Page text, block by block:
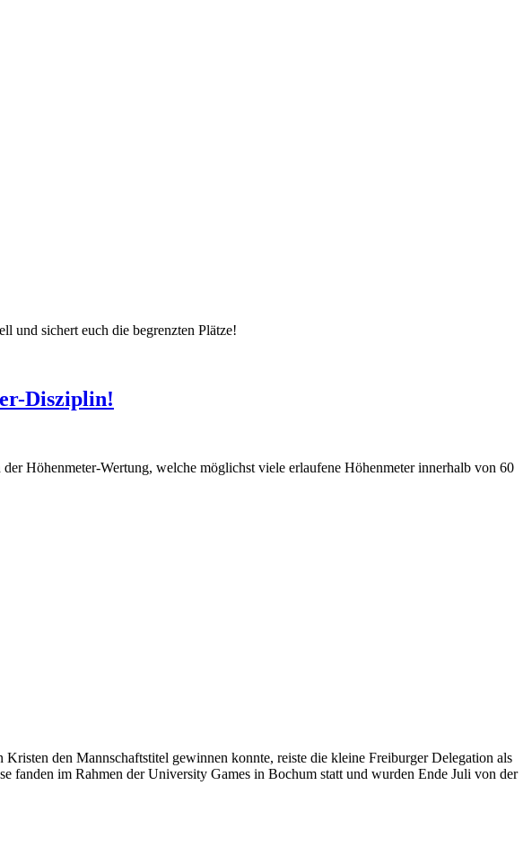
und sichert euch die begrenzten Plätze!
Disziplin!
Höhenmeter-Wertung, welche möglichst viele erlaufene Höhenmeter innerhalb von 60
den Mannschaftstitel gewinnen konnte, reiste die kleine Freiburger Delegation als
fanden im Rahmen der University Games in Bochum statt und wurden Ende Juli von der